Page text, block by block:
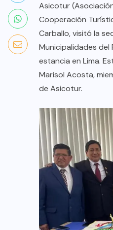
Asicotur
Cooperación
Carballo, visitó la
Municipalidades del
estancia en Lima.
Marisol Acosta,
de Asicotur.